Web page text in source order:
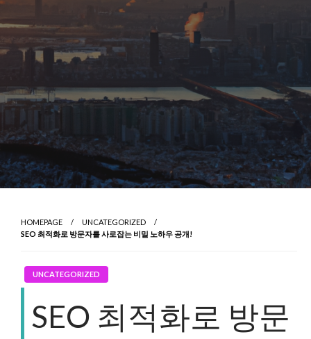
HOMEPAGE
UNCATEGORIZED
SEO 최적화로 방문자를 사로잡는 비밀 노하우 공개!
UNCATEGORIZED
SEO 최적화로 방문